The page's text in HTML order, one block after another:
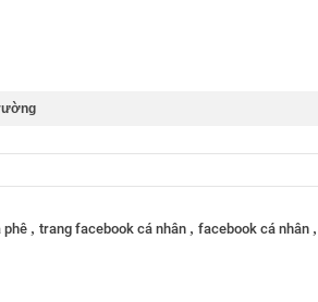
phê , trang facebook cá nhân , facebook cá nhân ,